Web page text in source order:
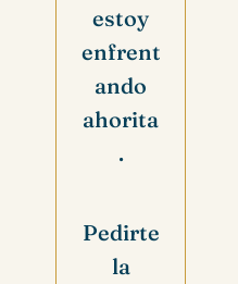
estoy
enfrent
ando
ahorita
.
Pedirte
la